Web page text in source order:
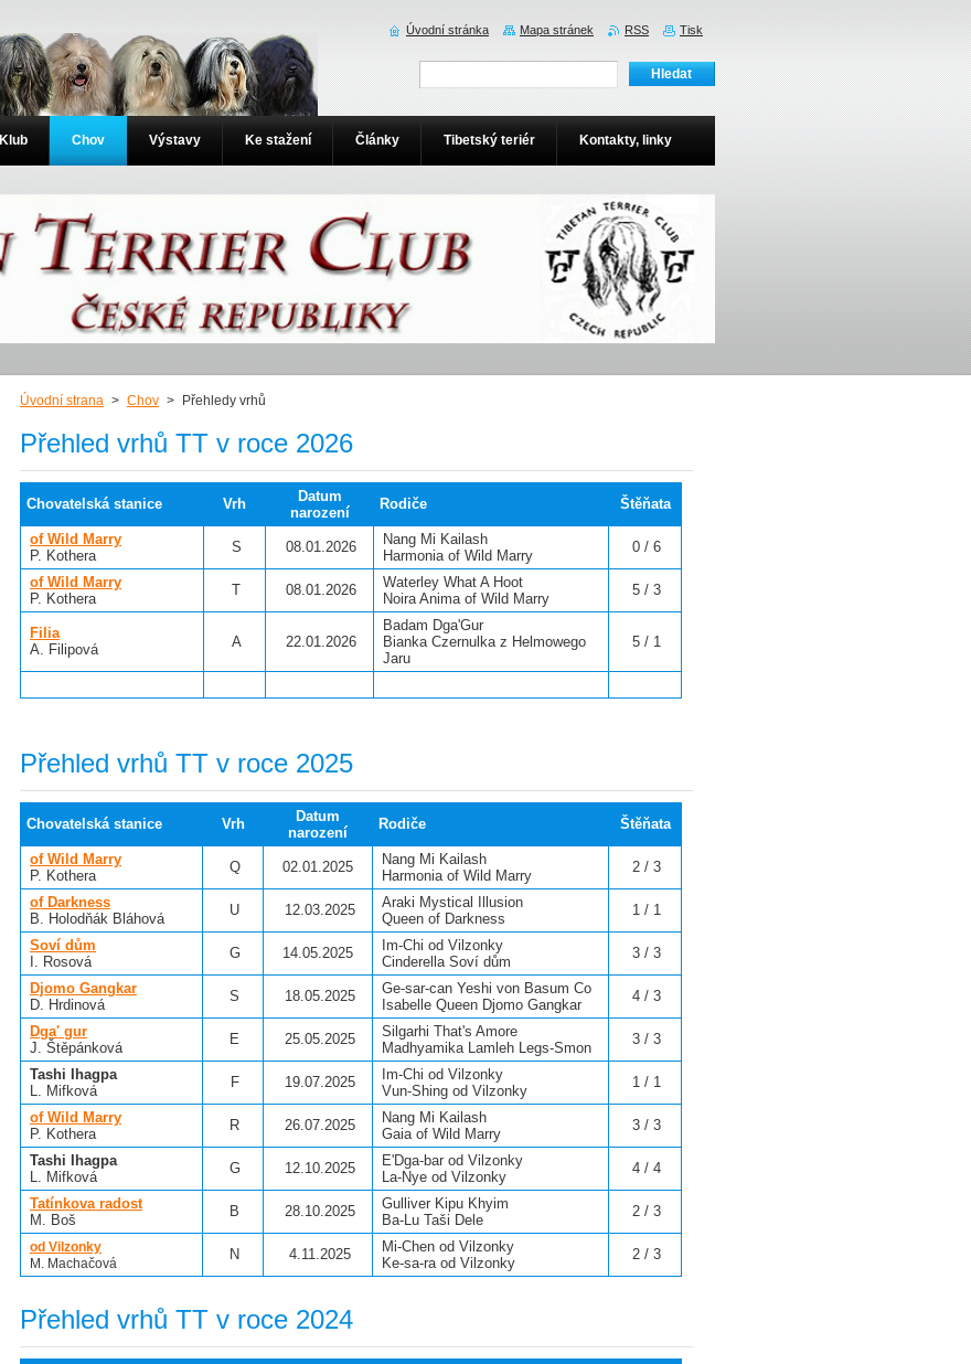
Úvodní strana > Chov > Přehledy vrhů
Přehled vrhů TT v roce 2026
Chovatelská stanice Vrh
Datum
narození
Rodiče Štěňata
of Wild Marry
P. Kothera
S 08.01.2026
Nang Mi Kailash
Harmonia of Wild Marry
0 / 6
of Wild Marry
P. Kothera
T 08.01.2026
Waterley What A Hoot
Noira Anima of Wild Marry
5 / 3
Filia
A. Filipová
A 22.01.2026
Badam Dga'Gur
Bianka Czernulka z Helmowego
Jaru
5 / 1
Přehled vrhů TT v roce 2025
Chovatelská stanice Vrh
Datum
narození
Rodiče Štěňata
of Wild Marry
P. Kothera
Q 02.01.2025
Nang Mi Kailash
Harmonia of Wild Marry
2 / 3
of Darkness
B. Holodňák Bláhová
U 12.03.2025
Araki Mystical Illusion
Queen of Darkness
1 / 1
Soví dům
I. Rosová
G 14.05.2025
Im-Chi od Vilzonky
Cinderella Soví dům
3 / 3
Djomo Gangkar
D. Hrdinová
S 18.05.2025
Ge-sar-can Yeshi von Basum Co
Isabelle Queen Djomo Gangkar
4 / 3
Dga' gur
J. Štěpánková
E 25.05.2025
Silgarhi That's Amore
Madhyamika Lamleh Legs-Smon
3 / 3
Tashi Ihagpa
L. Mifková
F 19.07.2025
Im-Chi od Vilzonky
Vun-Shing od Vilzonky
1 / 1
of Wild Marry
P. Kothera
R 26.07.2025
Nang Mi Kailash
Gaia of Wild Marry
3 / 3
Tashi Ihagpa
L. Mifková
G 12.10.2025
E'Dga-bar od Vilzonky
La-Nye od Vilzonky
4 / 4
Tatínkova radost
M. Boš
B 28.10.2025
Gulliver Kipu Khyim
Ba-Lu Taši Dele
2 / 3
od Vilzonky
M. Machačová
N 4.11.2025
Mi-Chen od Vilzonky
Ke-sa-ra od Vilzonky
2 / 3
Přehled vrhů TT v roce 2024
Klub Chov Výstavy Ke stažení Články Tibetský teriér Kontakty, linky
Úvodní stránka Mapa stránek RSS Tisk